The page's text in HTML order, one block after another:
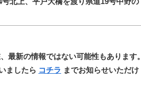
最新の情報ではない可能性もあります。
ましたら コチラ までお知らせいただけ